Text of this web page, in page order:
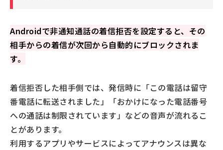
Androidで非通知通話の着信拒否を設定すると、その
相手からの着信が次回から自動的にブロックされま
す。
着信拒否した相手側では、発信時に「この電話は留守
番電話に転送されました」「おかけになった電話番号
への通話は制限されています」などの音声が流れるこ
とがあります。
利用するアプリやサービスによってアナウンスは異な